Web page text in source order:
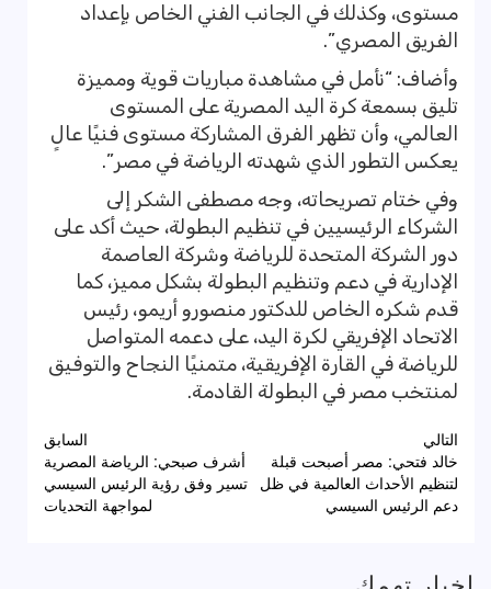
مستوى، وكذلك في الجانب الفني الخاص بإعداد
الفريق المصري”.
وأضاف: “نأمل في مشاهدة مباريات قوية ومميزة
تليق بسمعة كرة اليد المصرية على المستوى
العالمي، وأن تظهر الفرق المشاركة مستوى فنيًا عالٍ
يعكس التطور الذي شهدته الرياضة في مصر”.
وفي ختام تصريحاته، وجه مصطفى الشكر إلى
الشركاء الرئيسيين في تنظيم البطولة، حيث أكد على
دور الشركة المتحدة للرياضة وشركة العاصمة
الإدارية في دعم وتنظيم البطولة بشكل مميز، كما
قدم شكره الخاص للدكتور منصورو أريمو، رئيس
الاتحاد الإفريقي لكرة اليد، على دعمه المتواصل
للرياضة في القارة الإفريقية، متمنيًا النجاح والتوفيق
لمنتخب مصر في البطولة القادمة.
تصفّح
المقالات
السابق
أشرف صبحي: الرياضة المصرية
تسير وفق رؤية الرئيس السيسي
لمواجهة التحديات
التالي
خالد فتحي: مصر أصبحت قبلة
لتنظيم الأحداث العالمية في ظل
دعم الرئيس السيسي